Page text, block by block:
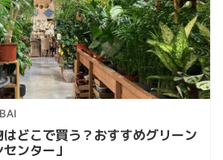
はどこで買う？おすすめグリーン
ンター」